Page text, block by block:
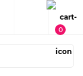
0